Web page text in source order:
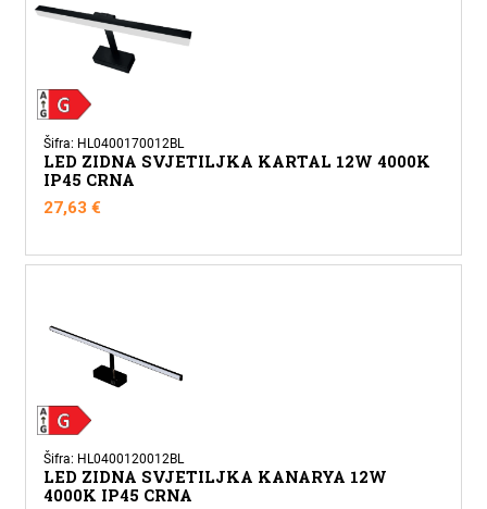
Šifra: HL0400170012BL
LED ZIDNA SVJETILJKA KARTAL 12W 4000K
IP45 CRNA
27,63€
Šifra: HL0400120012BL
LED ZIDNA SVJETILJKA KANARYA 12W
4000K IP45 CRNA